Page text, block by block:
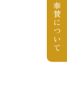
奉
賛
に
つ
い
て